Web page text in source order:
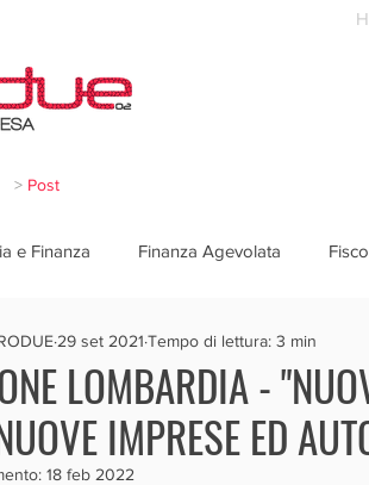
> Post
e Finanza Finanza Agevolata Fisco
LOMBARDIA -
IMPRESE ED
29 set 2021 Tempo di lettura: 3 min
18 feb 2022